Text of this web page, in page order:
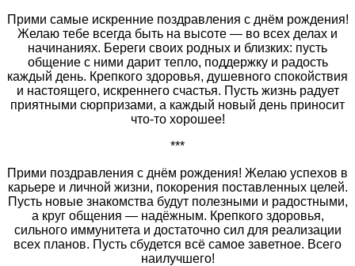
Прими самые искренние поздравления с днём рождения!
Желаю тебе всегда быть на высоте — во всех делах и
начинаниях. Береги своих родных и близких: пусть
общение с ними дарит тепло, поддержку и радость
каждый день. Крепкого здоровья, душевного спокойствия
и настоящего, искреннего счастья. Пусть жизнь радует
приятными сюрпризами, а каждый новый день приносит
что‑то хорошее!
***
Прими поздравления с днём рождения! Желаю успехов в
карьере и личной жизни, покорения поставленных целей.
Пусть новые знакомства будут полезными и радостными,
а круг общения — надёжным. Крепкого здоровья,
сильного иммунитета и достаточно сил для реализации
всех планов. Пусть сбудется всё самое заветное. Всего
наилучшего!